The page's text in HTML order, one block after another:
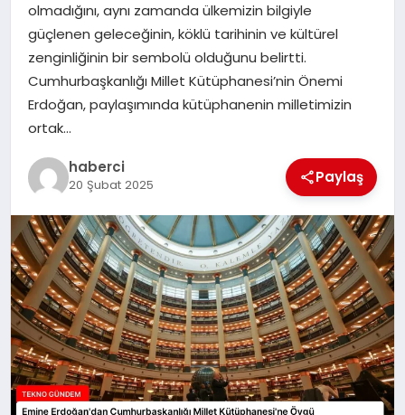
SPOR
YAŞAM
olmadığını, aynı zamanda ülkemizin bilgiyle
güçlenen geleceğinin, köklü tarihinin ve kültürel
zenginliğinin bir sembolü olduğunu belirtti.
Cumhurbaşkanlığı Millet Kütüphanesi’nin Önemi
Erdoğan, paylaşımında kütüphanenin milletimizin
ortak…
haberci
20 Şubat 2025 Paylaş